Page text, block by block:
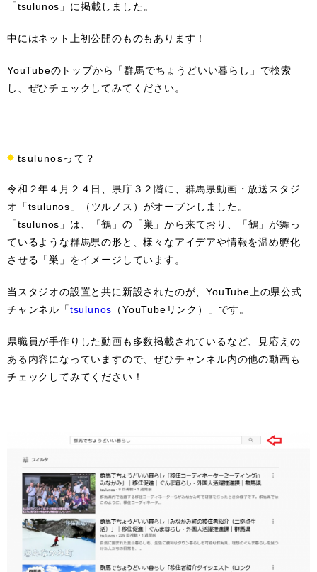
「tsulunos」に掲載しました。
中にはネット上初公開のものもあります！
YouTubeのトップから「群馬でちょうどいい暮らし」で検索
し、ぜひチェックしてみてください。
tsulunosって？
令和２年４月２４日、県庁３２階に、群馬県動画・放送スタジ
オ「tsulunos」（ツルノス）がオープンしました。
「tsulunos」は、「鶴」の「巣」から来ており、「鶴」が舞っ
ているような群馬県の形と、様々なアイデアや情報を温め孵化
させる「巣」をイメージしています。
当スタジオの設置と共に新設されたのが、YouTube上の県公式
チャンネル「tsulunos （YouTubeリンク）」です。
県職員が手作りした動画も多数掲載されているなど、見応えの
ある内容になっていますので、ぜひチャンネル内の他の動画も
チェックしてみてください！